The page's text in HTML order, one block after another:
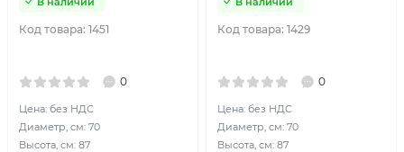
Код товара: 1451
0
Цена: без НДС
Диаметр, см: 70
Высота, см: 87
Код товара: 1429
0
Цена: без НДС
Диаметр, см: 70
Высота, см: 87